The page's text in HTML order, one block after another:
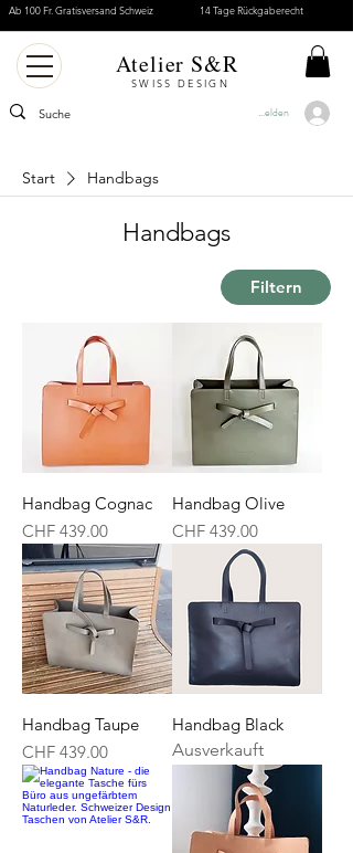
Ab 100 Fr. Gratisversand Schweiz 14 Tage Rückgaberecht
Anmelden
Atelier S&R
SWISS DESIGN
Start Handbags
Handbags
Filtern
Handbag Cognac
Preis
CHF 439.00
Handbag Olive
Preis
CHF 439.00
Handbag Taupe
Preis
CHF 439.00
Handbag Black
Ausverkauft